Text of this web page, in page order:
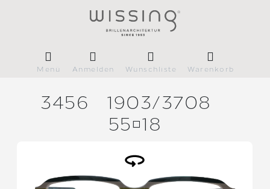
Menü Anmelden Wunschliste Warenkorb
3456 1903/3708
5518